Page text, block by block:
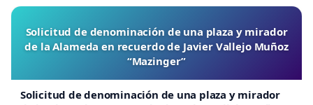
Solicitud de denominación de una plaza y mirador
de la Alameda en recuerdo de Javier Vallejo Muñoz
“Mazinger”
Solicitud de denominación de una plaza y mirador